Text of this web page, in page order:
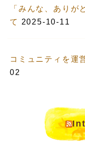
「みんな、ありが
て
2025-10-11
コミュニティを運
02